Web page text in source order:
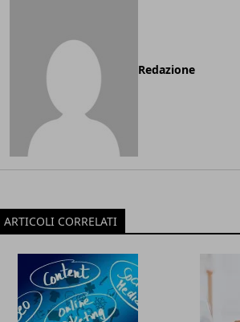
Redazione
ARTICOLI CORRELATI